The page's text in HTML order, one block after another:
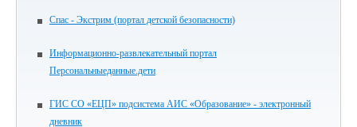
Спас - Экстрим (портал детской безопасности)
Информационно-развлекательный портал
Персональныеданные.дети
ГИС СО «ЕЦП» подсистема АИС «Образование» - электронный
дневник